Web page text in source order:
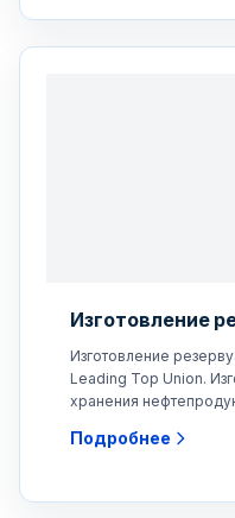
Изготовление
Изготовление
Leading Top Union.
хранения
Подробнее